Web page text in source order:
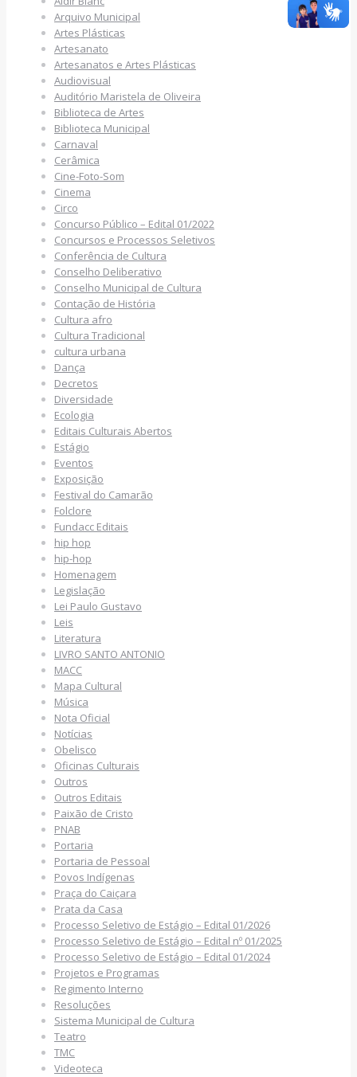
Arquivo Municipal
Artes Plásticas
Artesanato
Artesanatos e Artes Plásticas
Audiovisual
Auditório Maristela de Oliveira
Biblioteca de Artes
Biblioteca Municipal
Carnaval
Cerâmica
Cine-Foto-Som
Cinema
Circo
Concurso Público – Edital 01/2022
Concursos e Processos Seletivos
Conferência de Cultura
Conselho Deliberativo
Conselho Municipal de Cultura
Contação de História
Cultura afro
Cultura Tradicional
cultura urbana
Dança
Decretos
Diversidade
Ecologia
Editais Culturais Abertos
Estágio
Eventos
Exposição
Festival do Camarão
Folclore
Fundacc Editais
hip hop
hip-hop
Homenagem
Legislação
Lei Paulo Gustavo
Leis
Literatura
LIVRO SANTO ANTONIO
MACC
Mapa Cultural
Música
Nota Oficial
Notícias
Obelisco
Oficinas Culturais
Outros
Outros Editais
Paixão de Cristo
PNAB
Portaria
Portaria de Pessoal
Povos Indígenas
Praça do Caiçara
Prata da Casa
Processo Seletivo de Estágio – Edital 01/2026
Processo Seletivo de Estágio – Edital nº 01/2025
Processo Seletivo de Estágio – Edital 01/2024
Projetos e Programas
Regimento Interno
Resoluções
Sistema Municipal de Cultura
Teatro
TMC
Videoteca